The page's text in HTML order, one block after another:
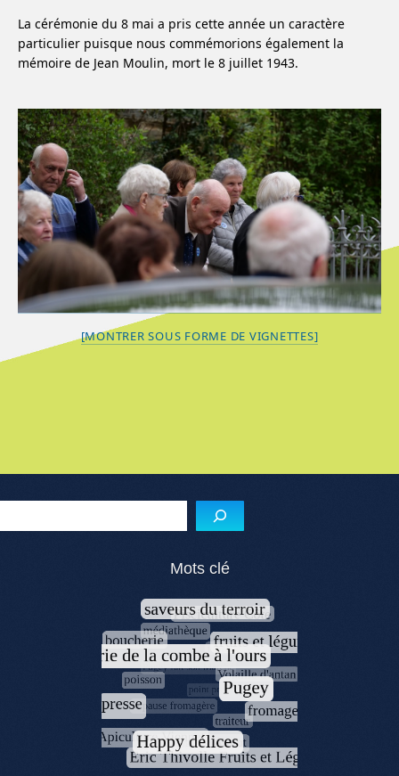
La cérémonie du 8 mai a pris cette année un caractère
particulier puisque nous commémorions également la
mémoire de Jean Moulin, mort le 8 juillet 1943.
[MONTRER SOUS FORME DE VIGNETTES]
Menu de l'article
Mots clé